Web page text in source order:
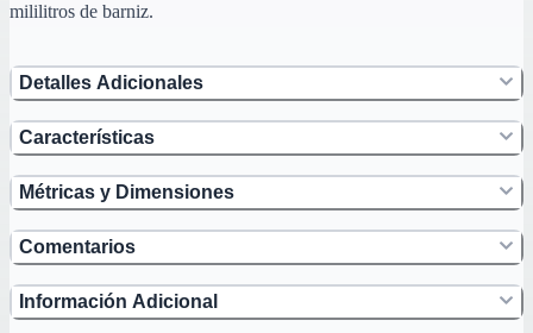
mililitros de barniz.
Detalles Adicionales
Características
Métricas y Dimensiones
Comentarios
Información Adicional